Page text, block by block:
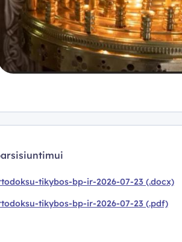
tikybos-bp-ir-2026-07-23 (.docx)
tikybos-bp-ir-2026-07-23 (.pdf)